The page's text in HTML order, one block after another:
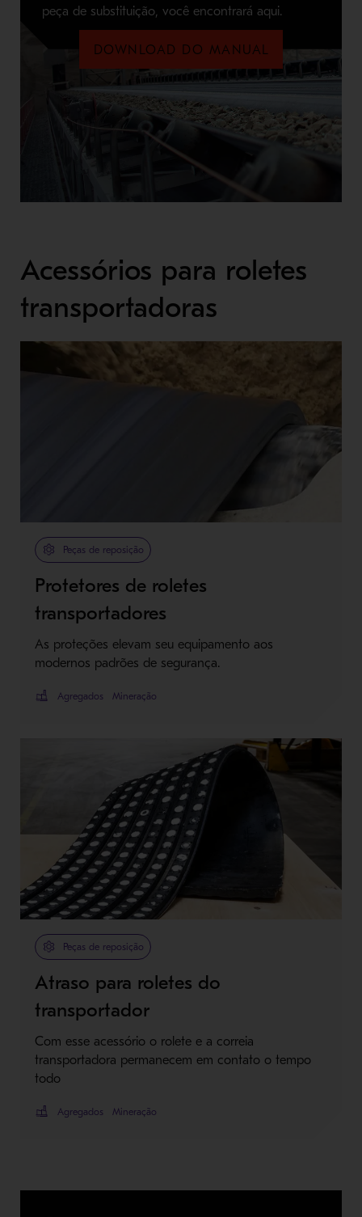
peça de substituição, você encontrará aqui.
DOWNLOAD DO MANUAL
Acessórios para roletes
transportadoras
Peças de reposição
Protetores de roletes
transportadores
As proteções elevam seu equipamento aos
modernos padrões de segurança.
Agregados Mineração
Peças de reposição
Atraso para roletes do
transportador
Com esse acessório o rolete e a correia
transportadora permanecem em contato o tempo
todo
Agregados Mineração